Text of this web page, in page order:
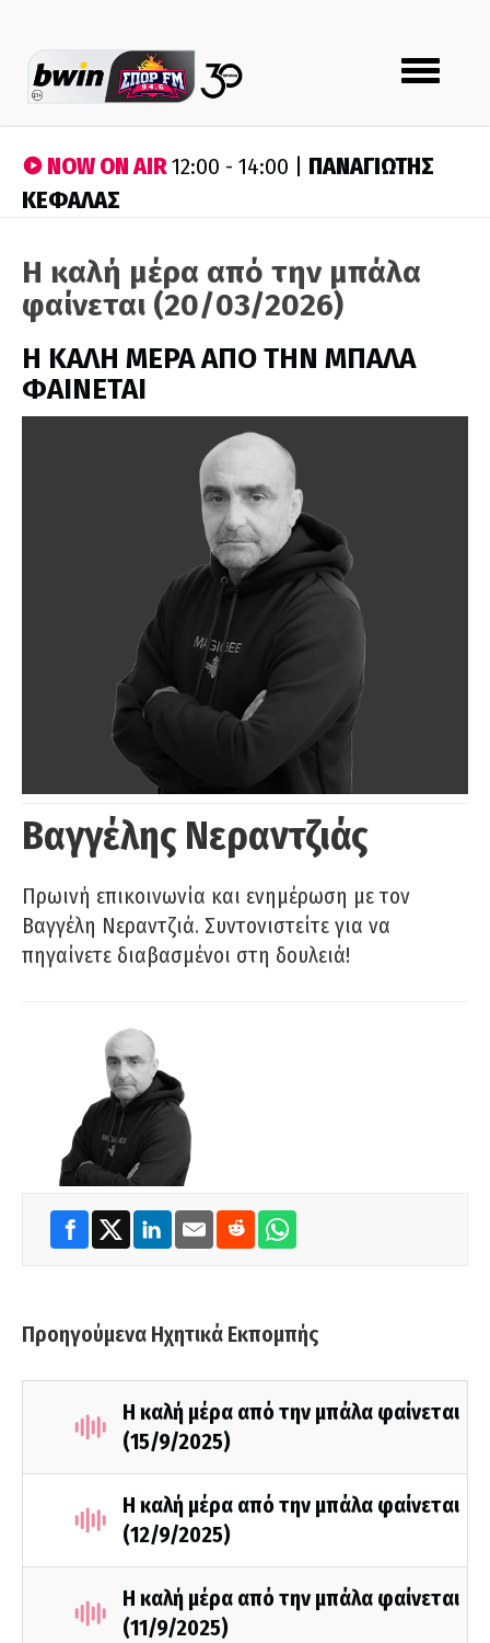
Toggle
navigation
NOW ON AIR12:00 - 14:00 | ΠΑΝΑΓΙΩΤΗΣ
ΚΕΦΑΛΑΣ
Η καλή μέρα από την μπάλα
φαίνεται (20/03/2026)
H ΚΑΛΗ ΜΕΡΑ ΑΠΟ ΤΗΝ ΜΠΑΛΑ
ΦΑΙΝΕΤΑΙ
Βαγγέλης Νεραντζιάς
Πρωινή επικοινωνία και ενημέρωση με τον
Βαγγέλη Νεραντζιά. Συντονιστείτε για να
πηγαίνετε διαβασμένοι στη δουλειά!
Προηγούμενα Ηχητικά Εκπομπής
Η καλή μέρα από την μπάλα φαίνεται
(15/9/2025)
Η καλή μέρα από την μπάλα φαίνεται
(12/9/2025)
Η καλή μέρα από την μπάλα φαίνεται
(11/9/2025)